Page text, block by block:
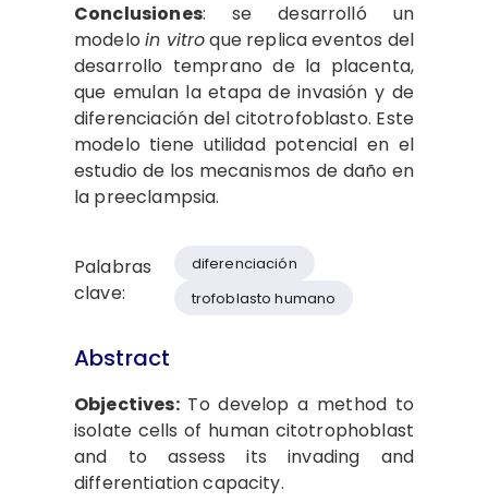
Conclusiones: se desarrolló un
modeloin vitroque replica eventos del
desarrollo temprano de la placenta,
que emulan la etapa de invasión y de
diferenciación del citotrofoblasto. Este
modelo tiene utilidad potencial en el
estudio de los mecanismos de daño en
la preeclampsia.
Palabras
clave:
diferenciación
trofoblasto humano
Abstract
Objectives:To develop a method to
isolate cells of human citotrophoblast
and to assess its invading and
differentiation capacity.